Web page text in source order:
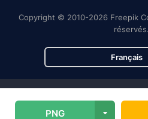
PNG
Copyright © 2010-2026 Freepik
réservés.
Français